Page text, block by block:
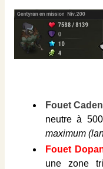
Fouet
neutre à
maximum
Fouet
une zone